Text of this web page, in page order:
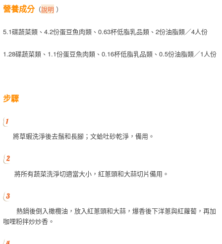
營養成分（說明 ）
5.1碟蔬菜類、4.2份蛋豆魚肉類、0.63杯低脂乳品類、2份油脂類／4人份
1.28碟蔬菜類、1.1份蛋豆魚肉類、0.16杯低脂乳品類、0.5份油脂類／1人份
步驟
將草蝦洗淨後去鬚和長腳；文蛤吐砂乾淨，備用。
將所有蔬菜洗淨切適當大小，紅蔥頭和大蒜切片備用。
熱鍋後倒入橄欖油，放入紅蔥頭和大蒜，爆香後下洋蔥與紅蘿蔔，再加
咖哩粉拌炒炒香。